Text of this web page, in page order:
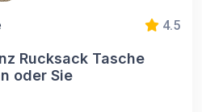
4.5
Rucksack Tasche
oder Sie